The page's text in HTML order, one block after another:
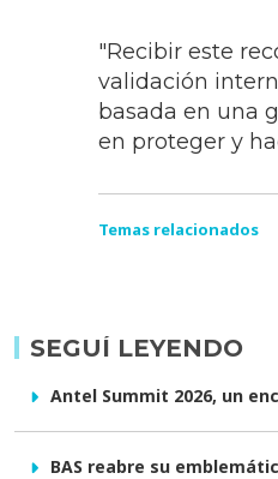
"Recibir este
validación
basada en una
en proteger y
Temas relacionados
SEGUÍ LEYENDO
Antel Summit 2026, un
BAS reabre su